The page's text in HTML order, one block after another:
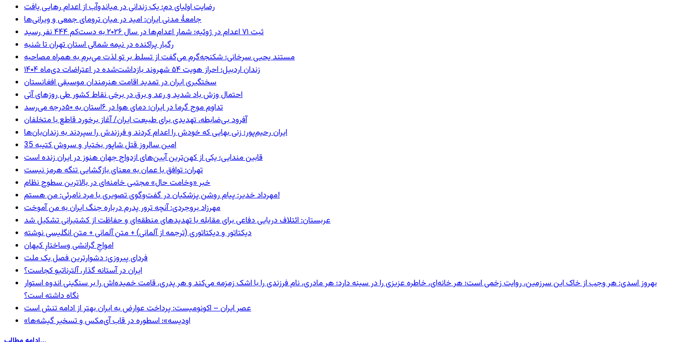
رضایت اولیای دم؛ یک زندانی در میاندوآب از اعدام رهایی یافت
جامعهٔ مدنی ایران: امید در میان ترومای جمعی و ویرانی‌ها
ثبت ۷۱ اعدام در ژوئیه؛ شمار اعدام‌ها در سال ۲۰۲۶ به دست‌کم ۴۴۴ نفر رسید
رگبار پراکنده در نیمه شمالی استان تهران تا شنبه
مستند یحیی سرخانی؛ شکنجه‌گرم می‌گفت از تسلط بر تو لذت می‌برم به همراه مصاحبه
زندان اردبیل؛ احراز هویت ۵۴ شهروند بازداشت‌شده در اعتراضات دی‌ماه ۱۴۰۴
سختگیری ایران در تمدید اقامت هنرمندان موسیقی افغانستان
احتمال وزش باد شدید و رعد و برق در برخی نقاط کشور طی روزهای آتی
تداوم موج گرما در ایران؛ دمای هوا در ۶استان به ۵۰درجه می‌رسد
آفرود بی‌ضابطه، تهدیدی برای طبیعت ایران/ آغاز برخورد قاطع با متخلفان
ایران رحیم‌پور؛ زنی بهایی که خودش را اعدام کردند و فرزندش را سپردند به زندان‌بان‌ها
35 امین سالروز قتل شاپور بختیار و سروش کتیبه
قابین مندایی؛ یکی از کهن‌ترین آیین‌های ازدواج جهان هنوز در ایران زنده است
تهران: توافق با عمان به معنای بازگشایی تنگه هرمز نیست
خبر «وخامت حال» مجتبی خامنه‌ای در بالاترین سطوح نظام
مهرداد خدیر: پیام روشن پزشکیان در گفت‌و‌گوی تصویری با مرد نامرئی: من هستم!
مهرزاد بروجردی: آنچه ترور پدرم درباره جنگ ایران به من آموخت
عربستان: ائتلاف دریایی دفاعی برای مقابله با تهدیدهای منطقه‌ای و حفاظت از کشتیرانی تشکیل شد
دیکتاتور و دیکتاتوری (ترجمه از آلمانی) + متن آلمانی + متن انگلیسی نوشته
‌امواجِ گرانشی وساختارِ کیهان
فردای پیروزی؛ دشوارترین فصل یک ملت
ایران در آستانه گذار، آلترناتیو کجاست؟
بهروز اسدی: هر وجب از خاک‌ این سرزمین، روایت زخمی است؛ هر خانه‌ای، خاطره عزیزی را در سینه دارد؛ هر مادری، نام فرزندی را با اشک زمزمه می‌کند و هر پدری، قامت خمیده‌اش را بر سنگینی اندوه استوار
نگاه داشته است؟
عصر ایران – اکونومیست: پرداخت عوارض به ایران بهتر از ادامه تنش است
«اودیسه»؛ اسطوره در قاب آی‌مکس و تسخیر گیشه‌ها